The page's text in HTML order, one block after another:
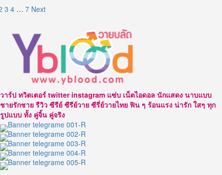
วงการ
about
พีเจ
มหิดล
ต้าว
บ้า
ที่
ทำให้
ใจ
ละลาย
จาก
ซี
รีส์
GELBOYS
3 4 … 7 Next
วาร์ป ทวิตเตอร์ twitter instagram แซ่บ เน็ตไอดอล นักแสดง นาบแบบ
ชายรักชาย รีวิว ซีรีย์ ซีรีย์วาย ซีรี่ย์วายไทย ฟิน ๆ ร้อนแรง น่ารัก ใสๆ ทุก
รูปแบบ ทั้ง คู่จิ้น คู่จริง